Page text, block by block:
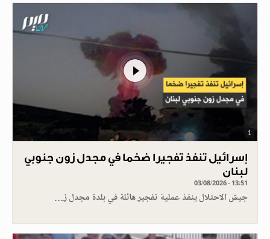
1
إسرائيل تنفذ تفجيرا ضخما في مجدل زون جنوبي
لبنان
03/08/2026 - 13:51
جيش الاحتلال ينفذ عملية تفجير هائلة في بلدة مجدل ز…